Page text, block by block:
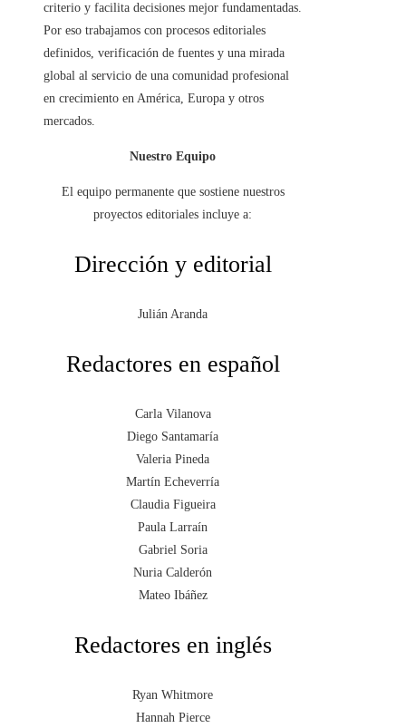
criterio y facilita decisiones mejor fundamentadas.
Por eso trabajamos con procesos editoriales
definidos, verificación de fuentes y una mirada
global al servicio de una comunidad profesional
en crecimiento en América, Europa y otros
mercados.
Nuestro Equipo
El equipo permanente que sostiene nuestros
proyectos editoriales incluye a:
Dirección y editorial
Julián Aranda
Redactores en español
Carla Vilanova
Diego Santamaría
Valeria Pineda
Martín Echeverría
Claudia Figueira
Paula Larraín
Gabriel Soria
Nuria Calderón
Mateo Ibáñez
Redactores en inglés
Ryan Whitmore
Hannah Pierce